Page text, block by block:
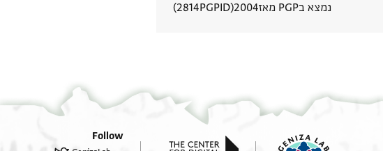
נמצא בPGP מאז 2004
PGPID
2814
Follow